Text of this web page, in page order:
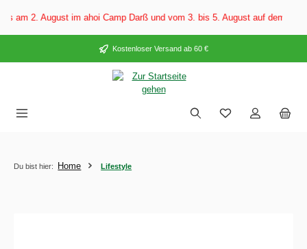
springen
im ahoi Camp Darß und vom 3. bis 5. August auf dem Ostsee-
Kostenloser Versand ab 60 €
Du bist hier: Home Lifestyle